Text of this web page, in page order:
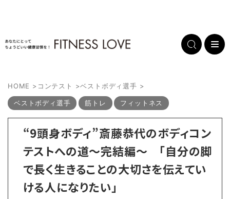
HOME > コンテスト >ベストボディ選手 >
ベストボディ選手 筋トレ フィットネス
“9頭身ボディ”斎藤恭代のボディコン
テストへの道～完結編～ 「自分の脚
で長く生きることの大切さを伝えてい
ける人になりたい」